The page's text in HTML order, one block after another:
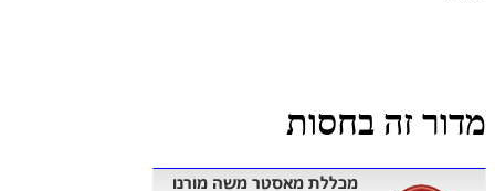
מדור זה בחסות